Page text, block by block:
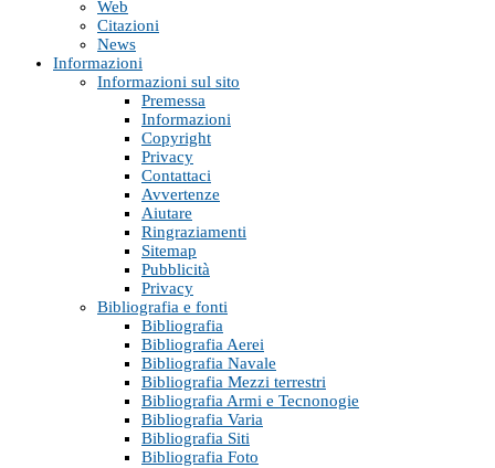
Web
Citazioni
News
Informazioni
Informazioni sul sito
Premessa
Informazioni
Copyright
Privacy
Contattaci
Avvertenze
Aiutare
Ringraziamenti
Sitemap
Pubblicità
Privacy
Bibliografia e fonti
Bibliografia
Bibliografia Aerei
Bibliografia Navale
Bibliografia Mezzi terrestri
Bibliografia Armi e Tecnonogie
Bibliografia Varia
Bibliografia Siti
Bibliografia Foto